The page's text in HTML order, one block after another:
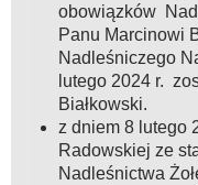
obowiązków
Panu Marcinowi
Nadleśniczego
lutego 2024 r.
Białkowski.
z dniem 8 lutego
Radowskiej ze
Nadleśnictwa